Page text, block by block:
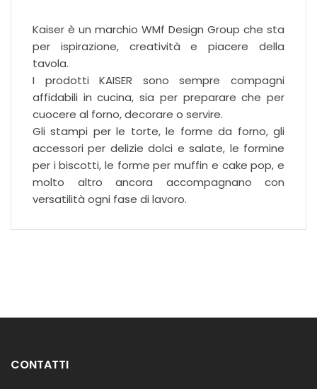
Kaiser è un marchio WMf Design Group che sta
per ispirazione, creatività e piacere della
tavola.
I prodotti KAISER sono sempre compagni
affidabili in cucina, sia per preparare che per
cuocere al forno, decorare o servire.
Gli stampi per le torte, le forme da forno, gli
accessori per delizie dolci e salate, le formine
per i biscotti, le forme per muffin e cake pop, e
molto altro ancora accompagnano con
versatilità ogni fase di lavoro.
CONTATTI